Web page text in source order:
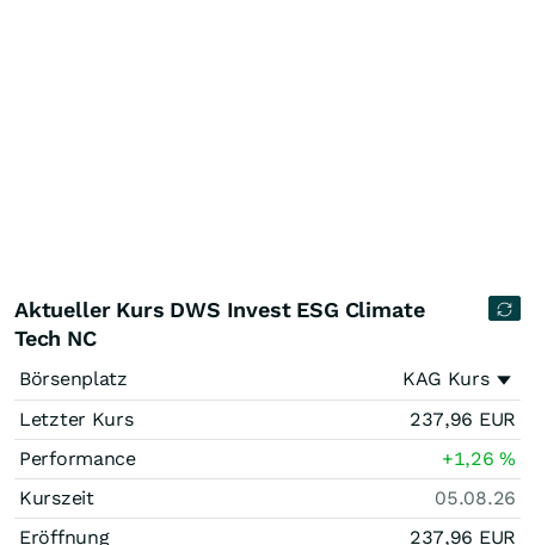
Aktueller Kurs DWS Invest ESG Climate
Tech NC
Börsenplatz
KAG Kurs
Letzter Kurs
237,96 EUR
Performance
+1,26%
Kurszeit
05.08.26
Eröffnung
237,96 EUR